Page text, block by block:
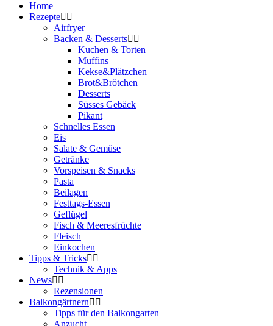
Home
Rezepte
Airfryer
Backen & Desserts
Kuchen & Torten
Muffins
Kekse&Plätzchen
Brot&Brötchen
Desserts
Süsses Gebäck
Pikant
Schnelles Essen
Eis
Salate & Gemüse
Getränke
Vorspeisen & Snacks
Pasta
Beilagen
Festtags-Essen
Geflügel
Fisch & Meeresfrüchte
Fleisch
Einkochen
Tipps & Tricks
Technik & Apps
News
Rezensionen
Balkongärtnern
Tipps für den Balkongarten
Anzucht